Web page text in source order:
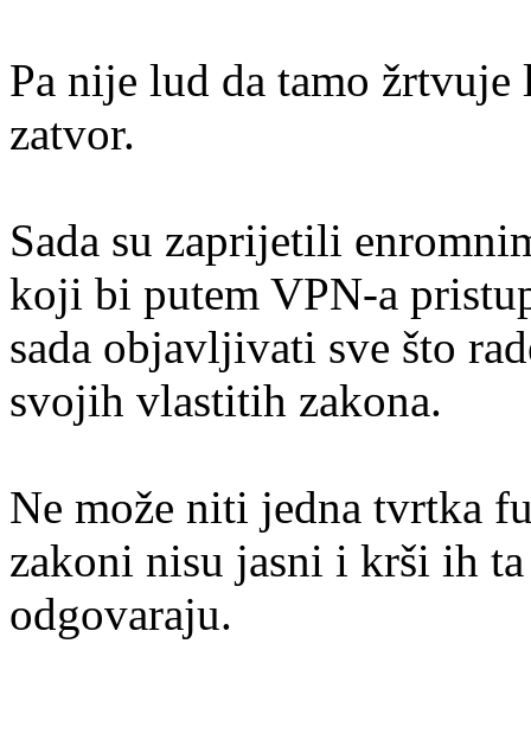
Pa nije lud da tamo
zatvor.
Sada su zaprijetili
koji bi putem VPN-a
sada objavljivati sve što
svojih vlastitih zakona.
Ne može niti jedna tvrtka
zakoni nisu jasni i krši ih
odgovaraju.